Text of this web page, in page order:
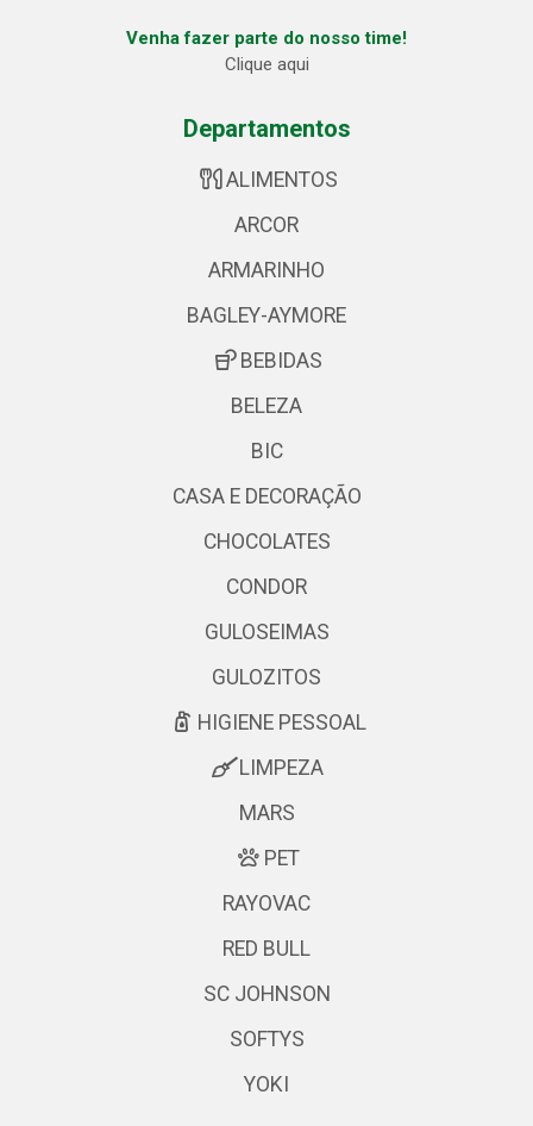
Venha fazer parte do nosso time!
Clique aqui
Departamentos
ALIMENTOS
ARCOR
ARMARINHO
BAGLEY-AYMORE
BEBIDAS
BELEZA
BIC
CASA E DECORAÇÃO
CHOCOLATES
CONDOR
GULOSEIMAS
GULOZITOS
HIGIENE PESSOAL
LIMPEZA
MARS
PET
RAYOVAC
RED BULL
SC JOHNSON
SOFTYS
YOKI